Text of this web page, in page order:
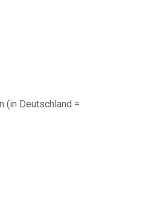
(in Deutschland =